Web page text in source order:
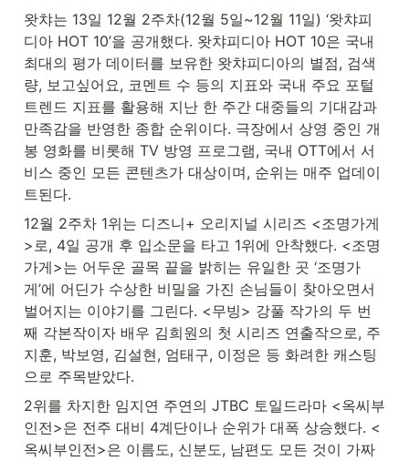
왓챠는 13일 12월 2주차(12월 5일~12월 11일) ‘왓챠피
디아 HOT 10’을 공개했다. 왓챠피디아 HOT 10은 국내
최대의 평가 데이터를 보유한 왓챠피디아의 별점, 검색
량, 보고싶어요, 코멘트 수 등의 지표와 국내 주요 포털
트렌드 지표를 활용해 지난 한 주간 대중들의 기대감과
만족감을 반영한 종합 순위이다. 극장에서 상영 중인 개
봉 영화를 비롯해 TV 방영 프로그램, 국내 OTT에서 서
비스 중인 모든 콘텐츠가 대상이며, 순위는 매주 업데이
트된다.
12월 2주차 1위는 디즈니+ 오리지널 시리즈 <조명가게
>로, 4일 공개 후 입소문을 타고 1위에 안착했다. <조명
가게>는 어두운 골목 끝을 밝히는 유일한 곳 ‘조명가
게’에 어딘가 수상한 비밀을 가진 손님들이 찾아오면서
벌어지는 이야기를 그린다. <무빙> 강풀 작가의 두 번
째 각본작이자 배우 김희원의 첫 시리즈 연출작으로, 주
지훈, 박보영, 김설현, 엄태구, 이정은 등 화려한 캐스팅
으로 주목받았다.
2위를 차지한 임지연 주연의 JTBC 토일드라마 <옥씨부
인전>은 전주 대비 4계단이나 순위가 대폭 상승했다. <
옥씨부인전>은 이름도, 신분도, 남편도 모든 것이 가짜